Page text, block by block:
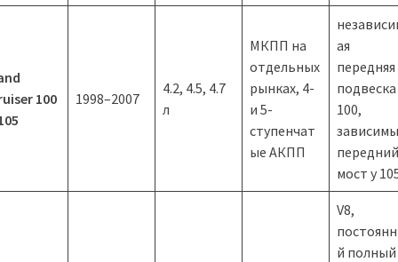
100
1998–2007
4.2, 4.5, 4.7
л
МКПП на
отдельных
рынках, 4-
и 5-
ступенчат
ые АКПП
ая
передняя
подвеска
100,
передний
мост у
V8,
й полный